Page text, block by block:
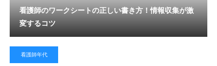
看護師のワークシートの正しい書き方！情報収集が激
変するコツ
看護師年代